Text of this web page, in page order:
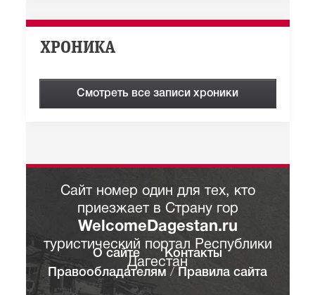
ХРОНИКА
Смотреть все записи хроники
Сайт номер один для тех, кто
приезжает в Страну гор
WelcomeDagestan.ru
туристический портал Республики
Дагестан
О сайте
Контакты
Правообладателям / Правила сайта